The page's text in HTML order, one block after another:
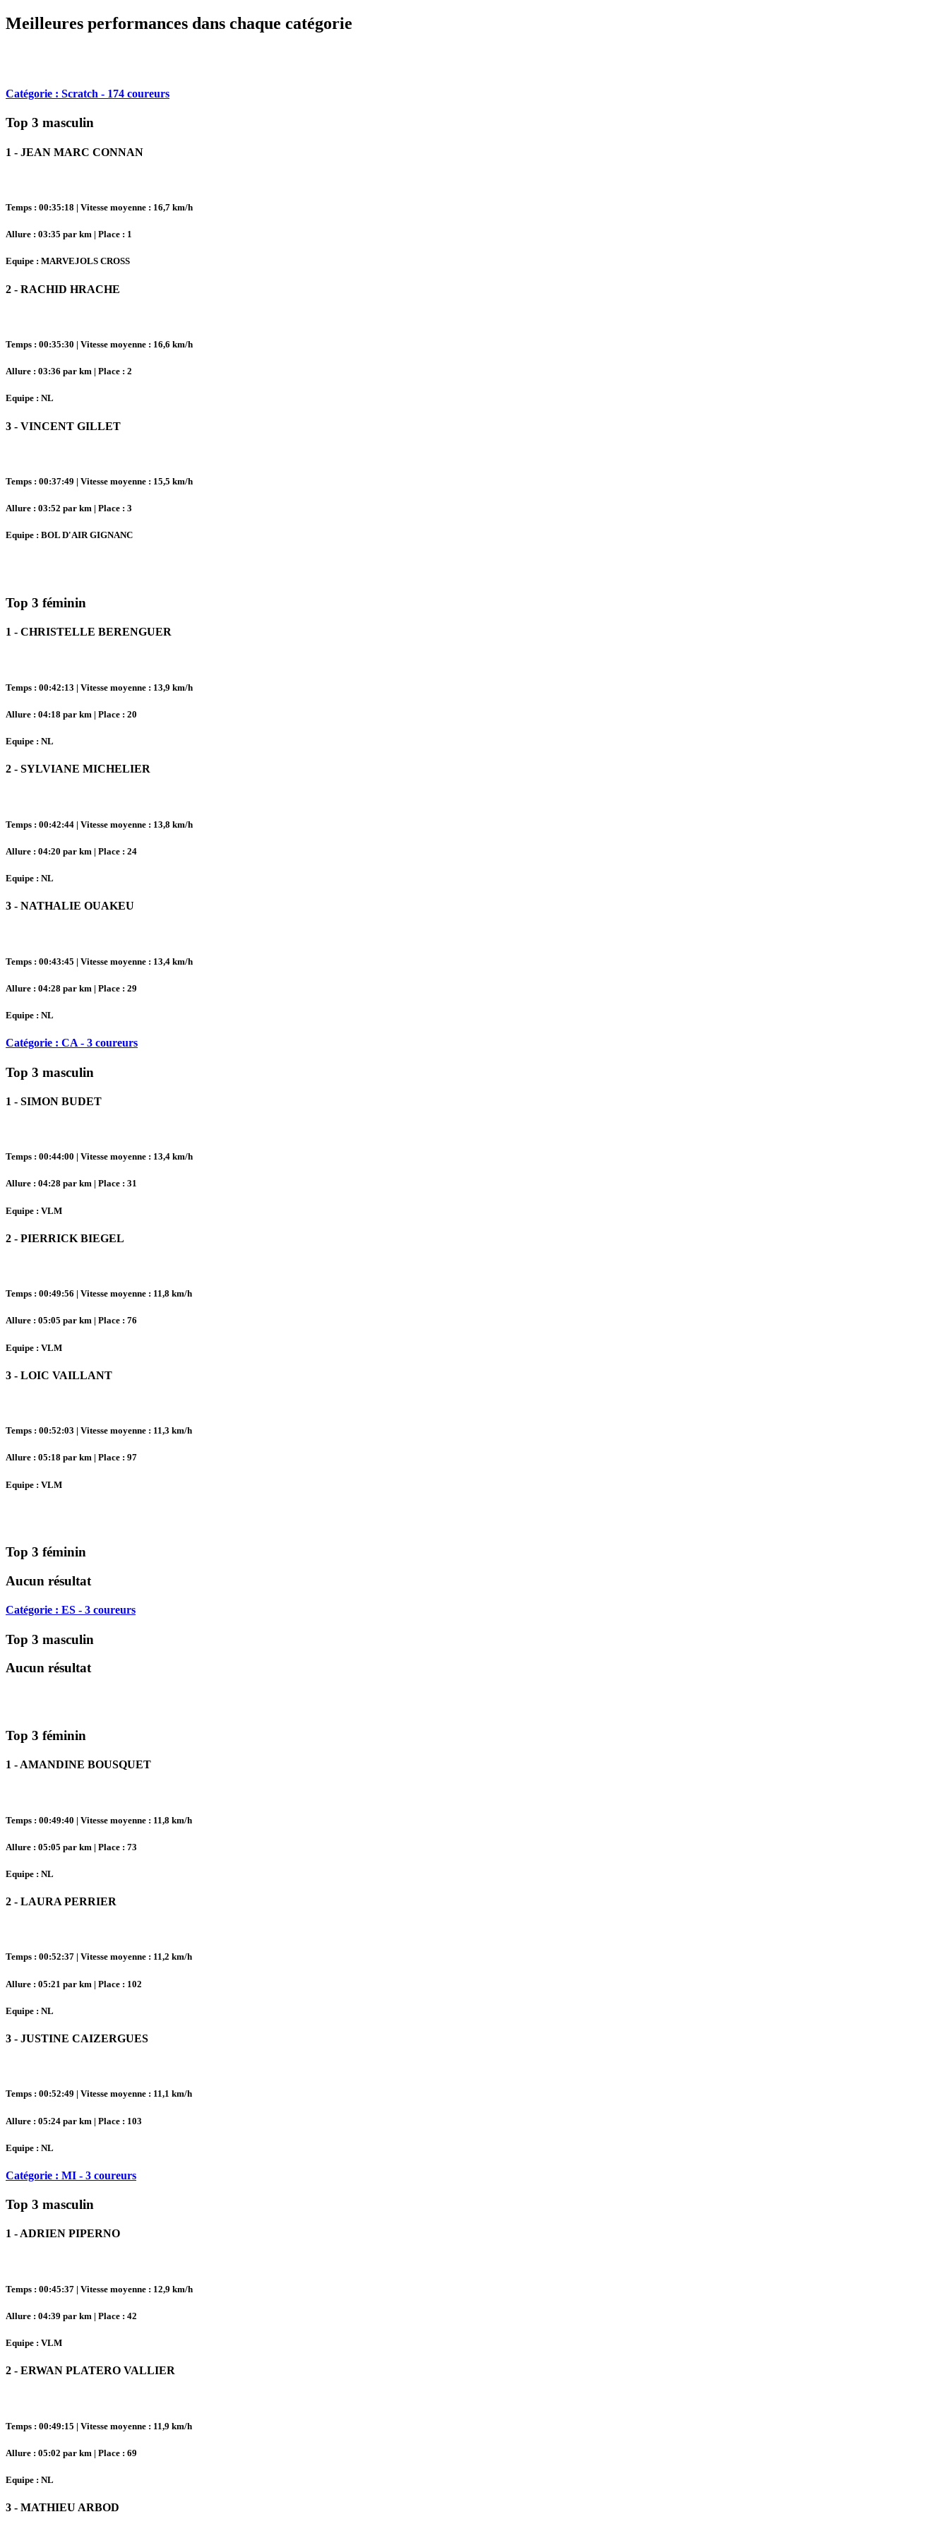
Meilleures performances dans chaque catégorie
Catégorie : Scratch - 174 coureurs
Top 3 masculin
1 - JEAN MARC CONNAN
Temps : 00:35:18 | Vitesse moyenne : 16,7 km/h
Allure : 03:35 par km | Place : 1
Equipe : MARVEJOLS CROSS
2 - RACHID HRACHE
Temps : 00:35:30 | Vitesse moyenne : 16,6 km/h
Allure : 03:36 par km | Place : 2
Equipe : NL
3 - VINCENT GILLET
Temps : 00:37:49 | Vitesse moyenne : 15,5 km/h
Allure : 03:52 par km | Place : 3
Equipe : BOL D'AIR GIGNANC
Top 3 féminin
1 - CHRISTELLE BERENGUER
Temps : 00:42:13 | Vitesse moyenne : 13,9 km/h
Allure : 04:18 par km | Place : 20
Equipe : NL
2 - SYLVIANE MICHELIER
Temps : 00:42:44 | Vitesse moyenne : 13,8 km/h
Allure : 04:20 par km | Place : 24
Equipe : NL
3 - NATHALIE OUAKEU
Temps : 00:43:45 | Vitesse moyenne : 13,4 km/h
Allure : 04:28 par km | Place : 29
Equipe : NL
Catégorie : CA - 3 coureurs
Top 3 masculin
1 - SIMON BUDET
Temps : 00:44:00 | Vitesse moyenne : 13,4 km/h
Allure : 04:28 par km | Place : 31
Equipe : VLM
2 - PIERRICK BIEGEL
Temps : 00:49:56 | Vitesse moyenne : 11,8 km/h
Allure : 05:05 par km | Place : 76
Equipe : VLM
3 - LOIC VAILLANT
Temps : 00:52:03 | Vitesse moyenne : 11,3 km/h
Allure : 05:18 par km | Place : 97
Equipe : VLM
Top 3 féminin
Aucun résultat
Catégorie : ES - 3 coureurs
Top 3 masculin
Aucun résultat
Top 3 féminin
1 - AMANDINE BOUSQUET
Temps : 00:49:40 | Vitesse moyenne : 11,8 km/h
Allure : 05:05 par km | Place : 73
Equipe : NL
2 - LAURA PERRIER
Temps : 00:52:37 | Vitesse moyenne : 11,2 km/h
Allure : 05:21 par km | Place : 102
Equipe : NL
3 - JUSTINE CAIZERGUES
Temps : 00:52:49 | Vitesse moyenne : 11,1 km/h
Allure : 05:24 par km | Place : 103
Equipe : NL
Catégorie : MI - 3 coureurs
Top 3 masculin
1 - ADRIEN PIPERNO
Temps : 00:45:37 | Vitesse moyenne : 12,9 km/h
Allure : 04:39 par km | Place : 42
Equipe : VLM
2 - ERWAN PLATERO VALLIER
Temps : 00:49:15 | Vitesse moyenne : 11,9 km/h
Allure : 05:02 par km | Place : 69
Equipe : NL
3 - MATHIEU ARBOD